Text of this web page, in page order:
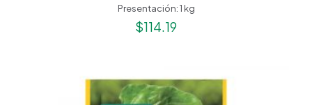
Presentación: 1 kg
$114.19